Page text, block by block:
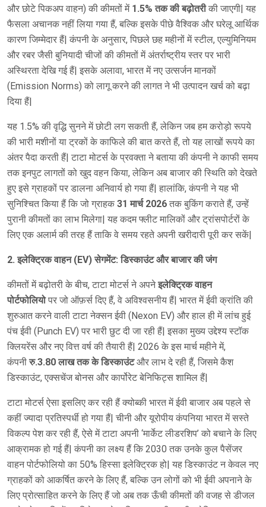
और छोटे पिकअप वाहन) की कीमतों में 1.5% तक की बढ़ोतरीकी जाएगी| यह
फैसला अचानक नहीं लिया गया हैं, बल्कि इसके पीछे वैश्विक और घरेलू आर्थिक
कारण जिम्मेदार हैं| कंपनी के अनुसार, पिछले छह महीनों में स्टील, एल्युमिनियम
और रबर जैसी बुनियादी चीजों की कीमतों में अंतर्राष्ट्रीय स्तर पर भारी
अस्थिरता देखि गई हैं| इसके अलावा, भारत में नए उत्सर्जन मानकों
(Emission Norms) को लागू करने की लागत ने भी उत्पादन खर्च को बढ़ा
दिया हैं|
यह 1.5% की वृद्धि सुनने में छोटी लग सकती हैं, लेकिन जब हम करोड़ो रूपये
की भारी मशीनों या ट्रकों के काफिले की बात करते हैं, तो यह लाखों रूपये का
अंतर पैदा करती हैं| टाटा मोटर्स के प्रवक्ता ने बताया की कंपनी ने काफी समय
तक इनपुट लागतों को खुद वहन किया, लेकिन अब बाजार की स्थिति को देखते
हुए इसे ग्राहकों पर डालना अनिवार्य हो गया हैं| हालांकि, कंपनी ने यह भी
सुनिश्चित किया हैं कि जो ग्राहक 31 मार्च 2026 तक बुकिंग कराते हैं, उन्हें
पुरानी कीमतों का लाभ मिलेगा| यह कदम फ्लीट मालिकों और ट्रांसपोर्टरों के
लिए एक अलार्म की तरह हैं ताकि वे समय रहते अपनी खरीदारी पूरी कर सकें|
2. इलेक्ट्रिक वाहन (EV) सेगमेंट: डिस्काउंट और बाजार की जंग
कीमतों में बढ़ोतरी के बीच, टाटा मोटर्स ने अपनेइलेक्ट्रिक वाहन
पोर्टफोलियोपर जो ऑफ़र्स दिए हैं, वे अविश्वसनीय हैं| भारत में ईवी क्रांति की
शुरुआत करने वाली टाटा नेक्सन ईवी (Nexon EV) और हाल ही में लांच हुई
पंच ईवी (Punch EV) पर भारी छुट दी जा रही हैं| इसका मुख्य उद्देश्य स्टॉक
क्लियरेंस और नए वित्त वर्ष की तैयारी हैं| 2026 के इस मार्च महीने में,
कंपनीरु.3.80 लाख तक के डिस्काउंटऔर लाभ दे रही हैं, जिसमे कैश
डिस्काउंट, एक्सचेंज बोनस और कार्पोरेट बेनिफिट्स शामिल हैं|
टाटा मोटर्स ऐसा इसलिए कर रही हैं क्योब्की भारत में ईवी बाजार अब पहले से
कहीं ज्यादा प्रतिस्पर्धी हो गया हैं| चीनी और यूरोपीय कंपनिया भारत में सस्ते
विकल्प पेश कर रही हैं, ऐसे में टाटा अपनी ‘मार्केट लीडरशिप’ को बचाने के लिए
आक्रामक हो गई हैं| कंपनी का लक्ष्य हैं कि 2030 तक उनके कुल पैसेंजर
वाहन पोर्टफोलियो का 50% हिस्सा इलेक्ट्रिक हो| यह डिस्काउंट न केवल नए
ग्राहकों को आकर्षित करने के लिए हैं, बल्कि उन लोगों को भी ईवी अपनाने के
लिए प्रोत्साहित करने के लिए हैं जो अब तक ऊँची कीमतों की वजह से डीजल